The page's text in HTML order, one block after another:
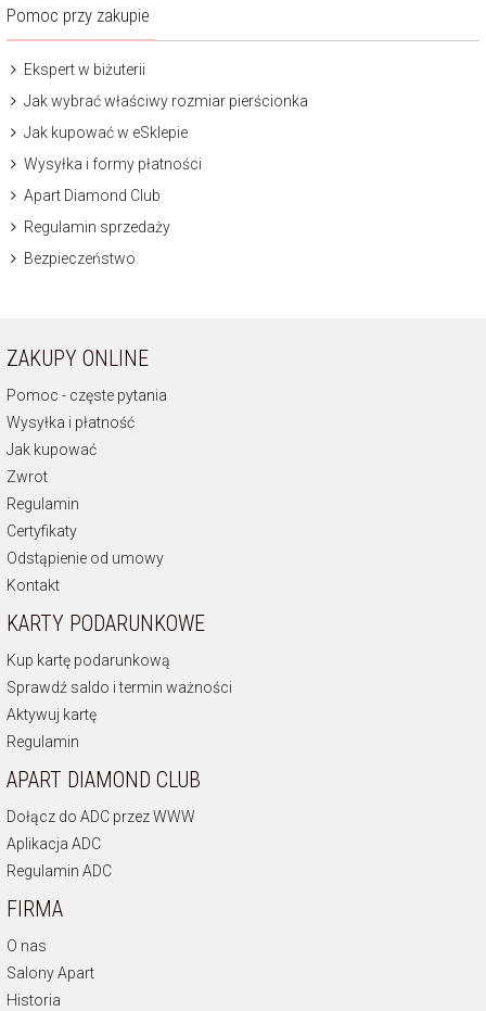
Pomoc przy zakupie
Ekspert w biżuterii
Jak wybrać właściwy rozmiar pierścionka
Jak kupować w eSklepie
Wysyłka i formy płatności
Apart Diamond Club
Regulamin sprzedaży
Bezpieczeństwo
ZAKUPY ONLINE
Pomoc - częste pytania
Wysyłka i płatność
Jak kupować
Zwrot
Regulamin
Certyfikaty
Odstąpienie od umowy
Kontakt
KARTY PODARUNKOWE
Kup kartę podarunkową
Sprawdź saldo i termin ważności
Aktywuj kartę
Regulamin
APART DIAMOND CLUB
Dołącz do ADC przez WWW
Aplikacja ADC
Regulamin ADC
FIRMA
O nas
Salony Apart
Historia